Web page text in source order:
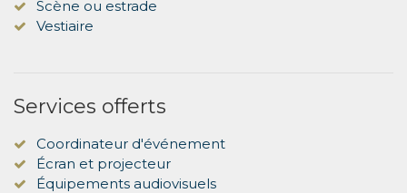
Scène ou estrade
Vestiaire
Services offerts
Coordinateur d'événement
Écran et projecteur
Équipements audiovisuels